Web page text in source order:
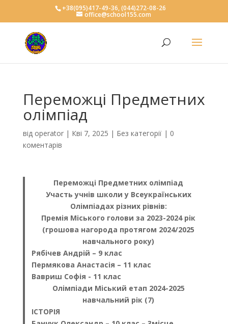
+38(095)417-49-36, (044)272-08-26
office@school155.com
Переможці Предметних
олімпіад
від operator| Кві 7, 2025 | Без категорії| 0
коментарів
Переможці Предметних олімпіад
Участь учнів школи у Всеукраїнських
Олімпіадах різних рівнів:
Премія Міського голови за 2023-2024 рік
(грошова нагорода протягом 2024/2025
навчального року)
Рябічев Андрій – 9 клас
Пермякова Анастасія – 11 клас
Вавриш Софія - 11 клас
Олімпіади Міський етап 2024-2025
навчальний рік (7)
ІСТОРІЯ